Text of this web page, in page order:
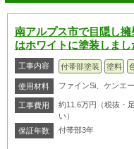
南アルプス市で目隠し
はホワイトに塗装しまし
工事内容 付帯部塗装 塗料
使用材料 ファインSi、ケンエ
工事費用
約11.6万円（税抜・
い）
保証年数
付帯部3年